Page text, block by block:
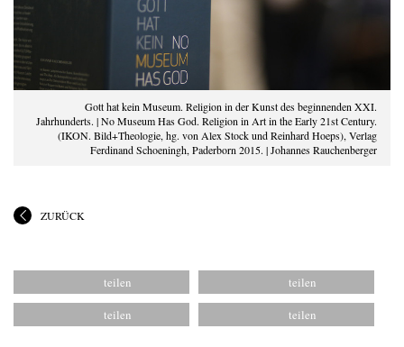
Gott hat kein Museum. Religion in der Kunst des beginnenden XXI.
Jahrhunderts. | No Museum Has God. Religion in Art in the Early 21st Century.
(IKON. Bild+Theologie, hg. von Alex Stock und Reinhard Hoeps), Verlag
Ferdinand Schoeningh, Paderborn 2015. | Johannes Rauchenberger
ZURÜCK